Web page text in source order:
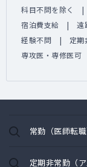
科目不問を除く
宿泊費支給
遠
経験不問
定期
専攻医・専修医可
常勤（医師転
定期非常勤（